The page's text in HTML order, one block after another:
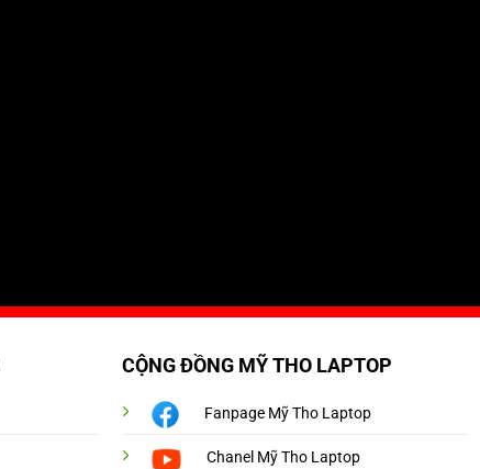
CỘNG ĐỒNG MỸ THO LAPTOP
Fanpage Mỹ Tho Laptop
Chanel Mỹ Tho Laptop